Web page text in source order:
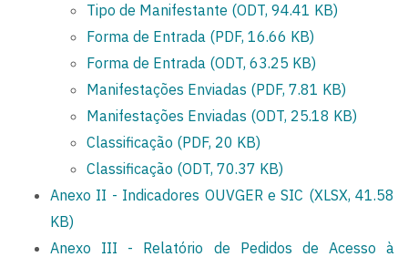
Tipo de Manifestante (ODT, 94.41 KB)
Forma de Entrada (PDF, 16.66 KB)
Forma de Entrada (ODT, 63.25 KB)
Manifestações Enviadas (PDF, 7.81 KB)
Manifestações Enviadas (ODT, 25.18 KB)
Classificação (PDF, 20 KB)
Classificação (ODT, 70.37 KB)
Anexo II - Indicadores OUVGER e SIC (XLSX, 41.58
KB)
Anexo III - Relatório de Pedidos de Acesso à